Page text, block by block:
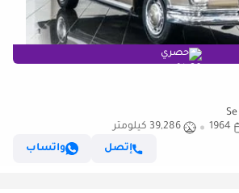
حصري
1964
39,286 كيلومتر
إتصل
واتساب